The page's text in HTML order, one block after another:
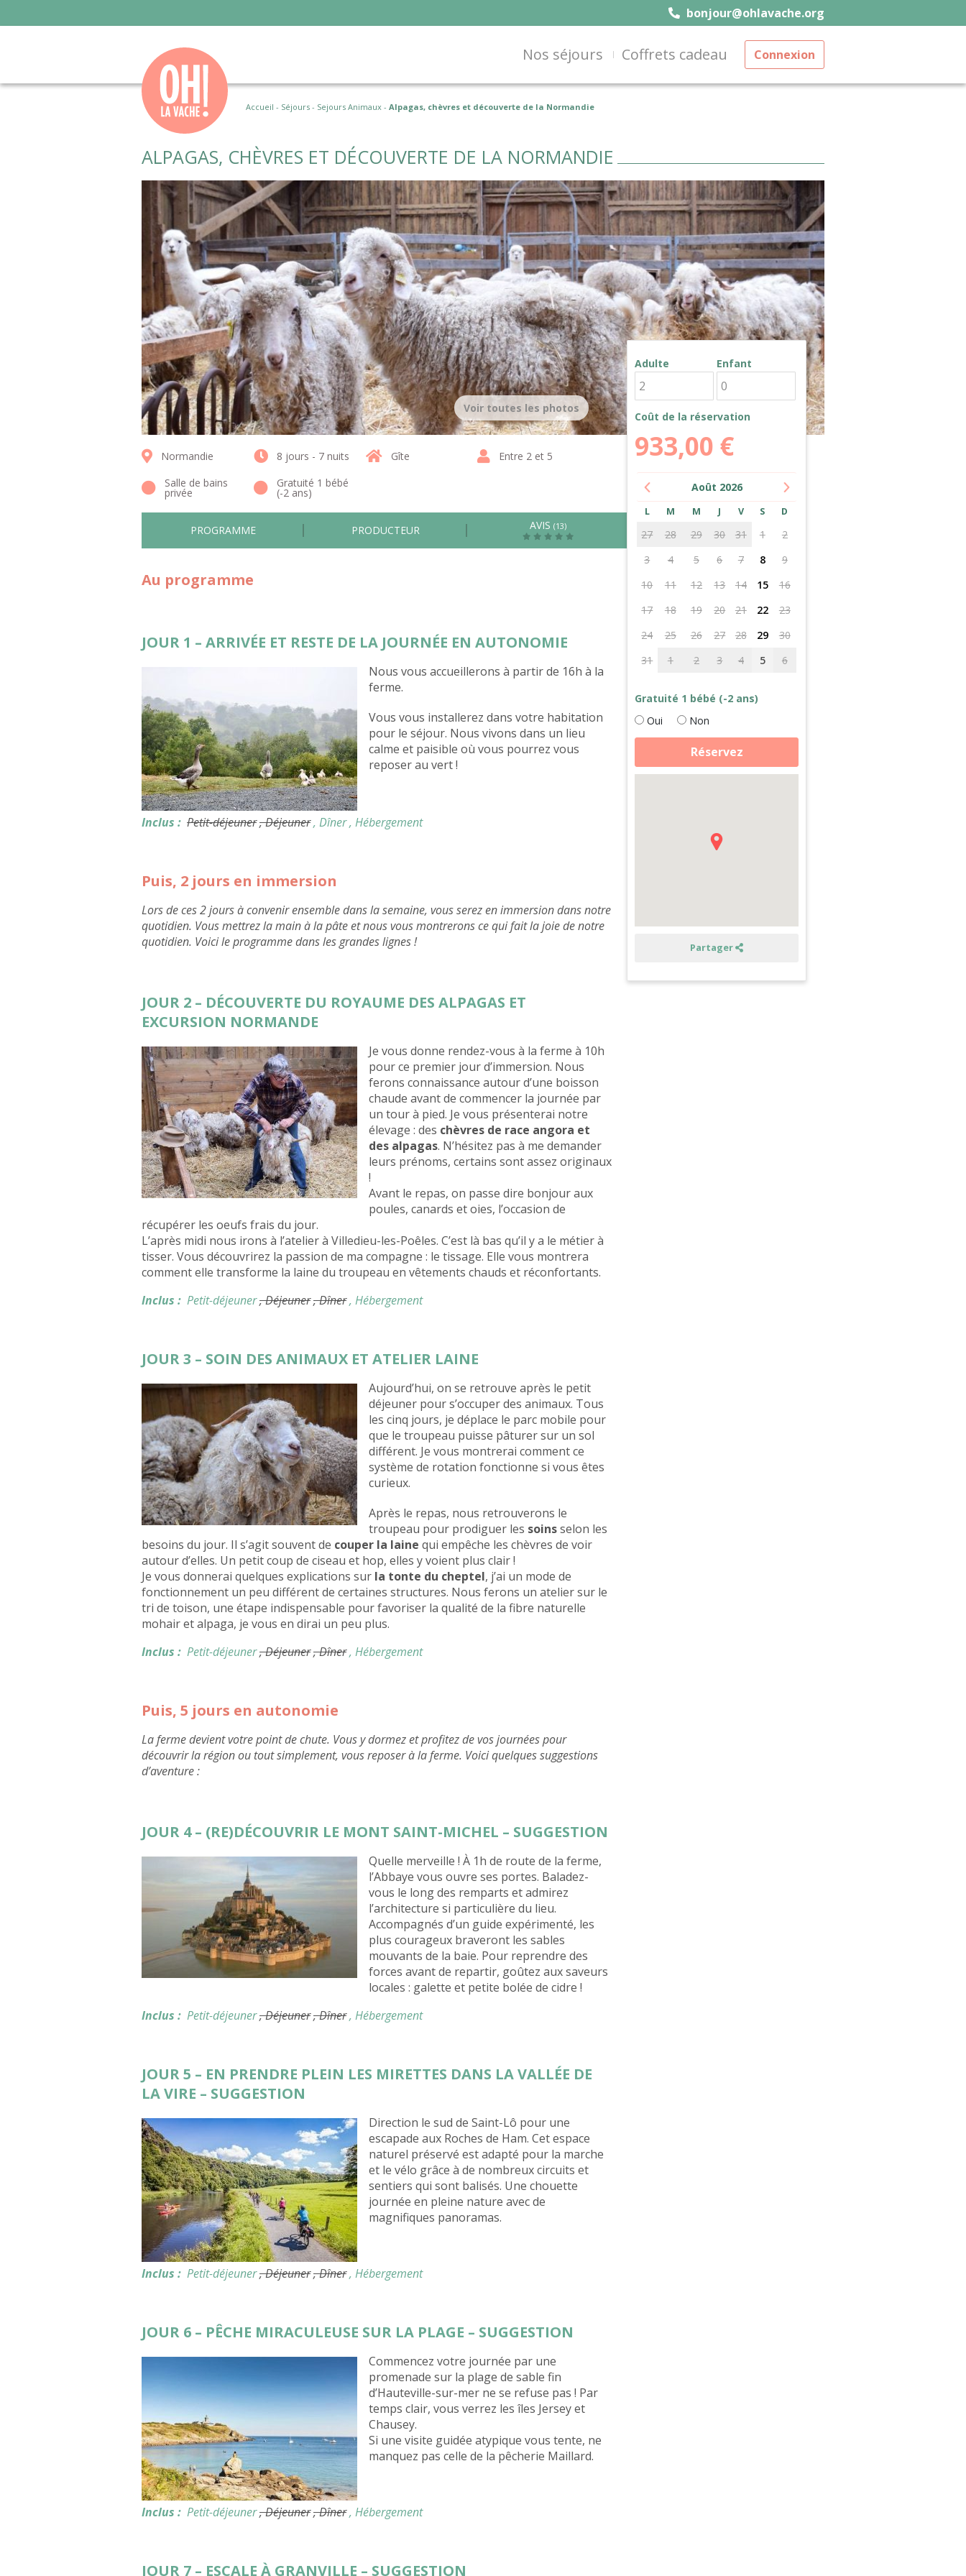
bonjour@ohlavache.org
Nos séjours Coffrets cadeau Connexion
Accueil - Séjours - Sejours Animaux - Alpagas, chèvres et découverte de la Normandie
ALPAGAS, CHÈVRES ET DÉCOUVERTE DE LA NORMANDIE
Voir toutes les photos
Normandie 8 jours - 7 nuits Gîte
Entre 2 et 5
Salle de bains
privée
Gratuité 1 bébé
(-2 ans)
PROGRAMME PRODUCTEUR AVIS(13)
Au programme
JOUR 1 – ARRIVÉE ET RESTE DE LA JOURNÉE EN AUTONOMIE
Nous vous accueillerons à partir de 16h à la
ferme.
Vous vous installerez dans votre habitation
pour le séjour. Nous vivons dans un lieu
calme et paisible où vous pourrez vous
reposer au vert !
Inclus : Petit-déjeuner, Déjeuner, Dîner, Hébergement
Puis, 2 jours en immersion
Lors de ces 2 jours à convenir ensemble dans la semaine, vous serez en immersion dans notre
quotidien. Vous mettrez la main à la pâte et nous vous montrerons ce qui fait la joie de notre
quotidien. Voici le programme dans les grandes lignes !
JOUR 2 – DÉCOUVERTE DU ROYAUME DES ALPAGAS ET
EXCURSION NORMANDE
Je vous donne rendez-vous à la ferme à 10h
pour ce premier jour d’immersion. Nous
ferons connaissance autour d’une boisson
chaude avant de commencer la journée par
un tour à pied. Je vous présenterai notre
élevage : des chèvres de race angora et
des alpagas. N’hésitez pas à me demander
leurs prénoms, certains sont assez originaux
!
Avant le repas, on passe dire bonjour aux
poules, canards et oies, l’occasion de
récupérer les oeufs frais du jour.
L’après midi nous irons à l’atelier à Villedieu-les-Poêles. C’est là bas qu’il y a le métier à
tisser. Vous découvrirez la passion de ma compagne : le tissage. Elle vous montrera
comment elle transforme la laine du troupeau en vêtements chauds et réconfortants.
Inclus : Petit-déjeuner, Déjeuner, Dîner, Hébergement
JOUR 3 – SOIN DES ANIMAUX ET ATELIER LAINE
Aujourd’hui, on se retrouve après le petit
déjeuner pour s’occuper des animaux. Tous
les cinq jours, je déplace le parc mobile pour
que le troupeau puisse pâturer sur un sol
différent. Je vous montrerai comment ce
système de rotation fonctionne si vous êtes
curieux.
Après le repas, nous retrouverons le
troupeau pour prodiguer les soinsselon les
besoins du jour. Il s’agit souvent de couper la laine qui empêche les chèvres de voir
autour d’elles. Un petit coup de ciseau et hop, elles y voient plus clair !
Je vous donnerai quelques explications sur la tonte du cheptel, j’ai un mode de
fonctionnement un peu différent de certaines structures. Nous ferons un atelier sur le
tri de toison, une étape indispensable pour favoriser la qualité de la fibre naturelle
mohair et alpaga, je vous en dirai un peu plus.
Inclus : Petit-déjeuner, Déjeuner, Dîner, Hébergement
Puis, 5 jours en autonomie
La ferme devient votre point de chute. Vous y dormez et profitez de vos journées pour
découvrir la région ou tout simplement, vous reposer à la ferme. Voici quelques suggestions
d’aventure :
JOUR 4 – (RE)DÉCOUVRIR LE MONT SAINT-MICHEL – SUGGESTION
Quelle merveille ! À 1h de route de la ferme,
l’Abbaye vous ouvre ses portes. Baladez-
vous le long des remparts et admirez
l’architecture si particulière du lieu.
Accompagnés d’un guide expérimenté, les
plus courageux braveront les sables
mouvants de la baie. Pour reprendre des
forces avant de repartir, goûtez aux saveurs
locales : galette et petite bolée de cidre !
Inclus : Petit-déjeuner, Déjeuner, Dîner, Hébergement
JOUR 5 – EN PRENDRE PLEIN LES MIRETTES DANS LA VALLÉE DE
LA VIRE – SUGGESTION
Direction le sud de Saint-Lô pour une
escapade aux Roches de Ham. Cet espace
naturel préservé est adapté pour la marche
et le vélo grâce à de nombreux circuits et
sentiers qui sont balisés. Une chouette
journée en pleine nature avec de
magnifiques panoramas.
Inclus : Petit-déjeuner, Déjeuner, Dîner, Hébergement
JOUR 6 – PÊCHE MIRACULEUSE SUR LA PLAGE – SUGGESTION
Commencez votre journée par une
promenade sur la plage de sable fin
d’Hauteville-sur-mer ne se refuse pas ! Par
temps clair, vous verrez les îles Jersey et
Chausey.
Si une visite guidée atypique vous tente, ne
manquez pas celle de la pêcherie Maillard.
Inclus : Petit-déjeuner, Déjeuner, Dîner, Hébergement
JOUR 7 – ESCALE À GRANVILLE – SUGGESTION
Adulte Enfant
Coût de la réservation
933,00 €
Août 2026
L M M J V S D
27 28 29 30 31 1
2
3
4 5 6 7 8
9
10
11 12 13 14 15
16
17
18 19 20 21 22
23
24
25 26 27 28 29
30
31
1 2 3 4 5 6
Gratuité 1 bébé (-2 ans)
Oui
Non
quantité
chèvres
Réservez
Partager